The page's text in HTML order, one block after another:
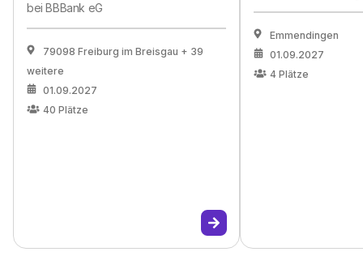
beiBBBank eG
79098 Freiburg im Breisgau + 39
weitere
01.09.2027
40 Plätze
Emmendingen
01.09.2027
4 Plätze